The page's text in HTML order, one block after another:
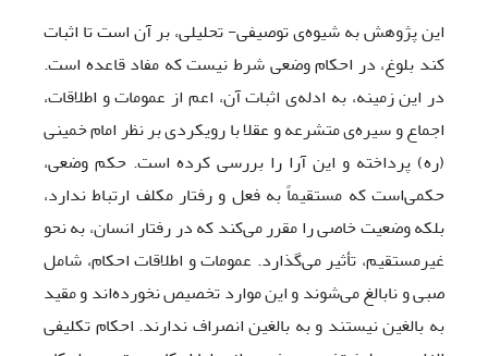
این پژوهش به شیوه­‌ی توصیفی- تحلیلی، بر آن است تا اثبات
کند بلوغ، در احکام وضعی شرط نیست که مفاد قاعده است.
در این زمینه، به ادله‌ی اثبات آن، اعم از عمومات و اطلاقات،
اجماع و سیره‌ی متشرعه و عقلا با رویکردی بر نظر امام خمینی
(ره) پرداخته و این آرا را بررسی کرده است. حکم وضعی،
حکمی‌‌است که مستقیماً به فعل و رفتار مکلف ارتباط ندارد،
بلکه وضعیت خاصی را مقرر می‌کند که در رفتار انسان، به نحو
غیرمستقیم، تأثیر می‌گذارد. عمومات و اطلاقات احکام، شامل
صبی و نابالغ می‌شوند و این موارد تخصیص نخورده‌اند و مقید
به بالغین نیستند و به بالغین انصراف ندارند. احکام تکلیفی